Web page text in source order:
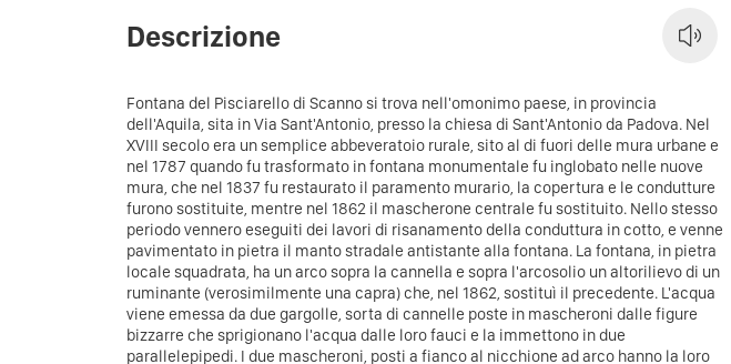
Descrizione
Fontana del Pisciarello di Scanno si trova nell'omonimo paese, in provincia
dell'Aquila, sita in Via Sant'Antonio, presso la chiesa di Sant'Antonio da Padova. Nel
XVIII secolo era un semplice abbeveratoio rurale, sito al di fuori delle mura urbane e
nel 1787 quando fu trasformato in fontana monumentale fu inglobato nelle nuove
mura, che nel 1837 fu restaurato il paramento murario, la copertura e le condutture
furono sostituite, mentre nel 1862 il mascherone centrale fu sostituito. Nello stesso
periodo vennero eseguiti dei lavori di risanamento della conduttura in cotto, e venne
pavimentato in pietra il manto stradale antistante alla fontana. La fontana, in pietra
locale squadrata, ha un arco sopra la cannella e sopra l'arcosolio un altorilievo di un
ruminante (verosimilmente una capra) che, nel 1862, sostituì il precedente. L'acqua
viene emessa da due gargolle, sorta di cannelle poste in mascheroni dalle figure
bizzarre che sprigionano l'acqua dalle loro fauci e la immettono in due
parallelepipedi. I due mascheroni, posti a fianco al nicchione ad arco hanno la loro